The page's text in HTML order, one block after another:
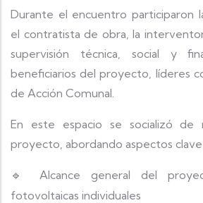
Durante el encuentro participaron
el contratista de obra, la
supervisión técnica, social y
beneficiarios del proyecto, líderes
de Acción Comunal.
En este espacio se socializó de
proyecto, abordando aspectos
🔹
Alcance general del
fotovoltaicas individuales